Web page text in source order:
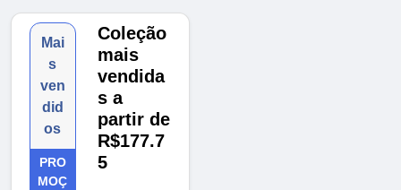
Mai
s
ven
did
os
PRO
MOÇ
Coleção
mais
vendida
s a
partir de
R$177.7
5